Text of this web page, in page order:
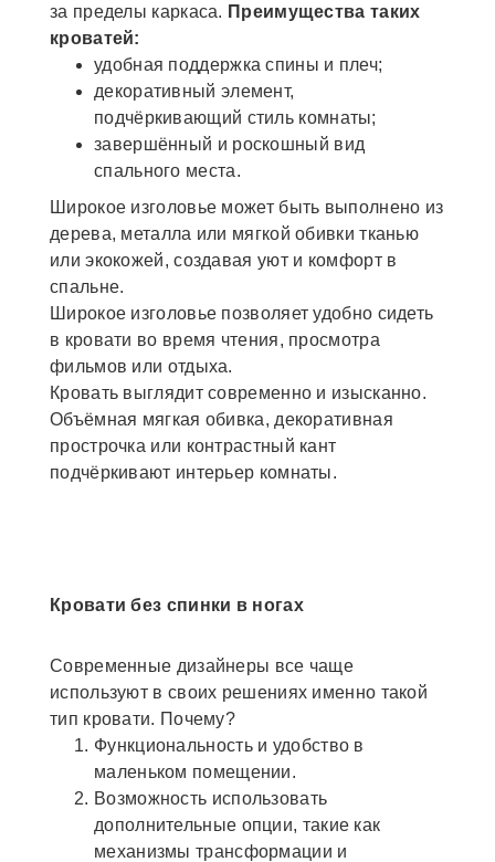
за пределы каркаса. Преимущества таких
кроватей:
удобная поддержка спины и плеч;
декоративный элемент,
подчёркивающий стиль комнаты;
завершённый и роскошный вид
спального места.
Широкое изголовье может быть выполнено из
дерева, металла или мягкой обивки тканью
или экокожей, создавая уют и комфорт в
спальне.
Широкое изголовье позволяет удобно сидеть
в кровати во время чтения, просмотра
фильмов или отдыха.
Кровать выглядит современно и изысканно.
Объёмная мягкая обивка, декоративная
прострочка или контрастный кант
подчёркивают интерьер комнаты.
Кровати без спинки в ногах
Современные дизайнеры все чаще
используют в своих решениях именно такой
тип кровати. Почему?
Функциональность и удобство в
маленьком помещении.
Возможность использовать
дополнительные опции, такие как
механизмы трансформации и